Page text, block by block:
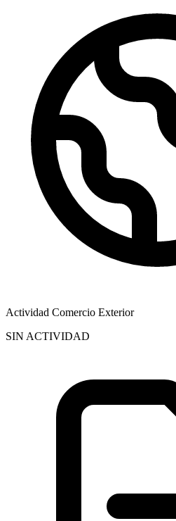
Actividad Comercio Exterior
SIN ACTIVIDAD